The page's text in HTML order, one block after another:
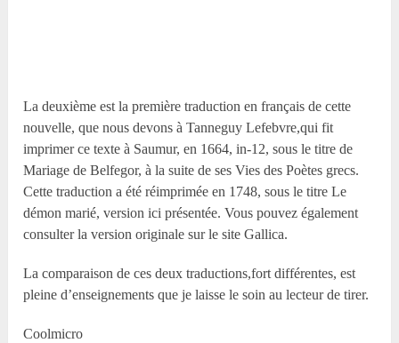
La deuxième est la première traduction en français de cette
nouvelle, que nous devons à Tanneguy Lefebvre,qui fit
imprimer ce texte à Saumur, en 1664, in-12, sous le titre de
Mariage de Belfegor, à la suite de ses Vies des Poètes grecs.
Cette traduction a été réimprimée en 1748, sous le titre Le
démon marié, version ici présentée. Vous pouvez également
consulter la version originale sur le site Gallica.
La comparaison de ces deux traductions,fort différentes, est
pleine d’enseignements que je laisse le soin au lecteur de tirer.
Coolmicro